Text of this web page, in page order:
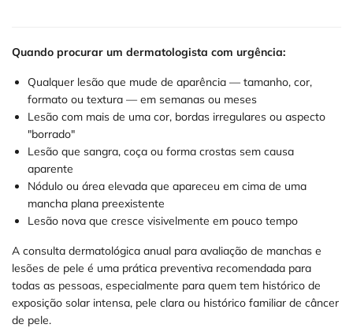
Quando procurar um dermatologista com urgência:
Qualquer lesão que mude de aparência — tamanho, cor,
formato ou textura — em semanas ou meses
Lesão com mais de uma cor, bordas irregulares ou aspecto
"borrado"
Lesão que sangra, coça ou forma crostas sem causa
aparente
Nódulo ou área elevada que apareceu em cima de uma
mancha plana preexistente
Lesão nova que cresce visivelmente em pouco tempo
A consulta dermatológica anual para avaliação de manchas e
lesões de pele é uma prática preventiva recomendada para
todas as pessoas, especialmente para quem tem histórico de
exposição solar intensa, pele clara ou histórico familiar de câncer
de pele.